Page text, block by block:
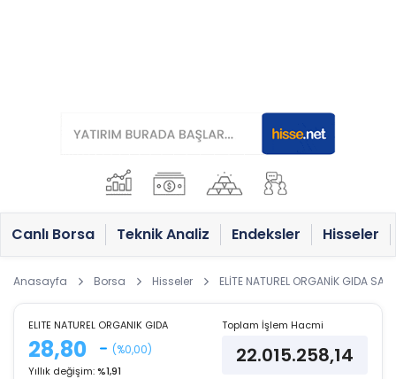
Canlı Borsa Teknik Analiz Endeksler Hisseler
Anasayfa Borsa Hisseler ELİTE NATUREL ORGANİK GIDA
ELITE NATUREL ORGANIK GIDA
28,80 (%0,00)
Yıllık değişim:%1,91
Toplam İşlem Hacmi
22.015.258,14